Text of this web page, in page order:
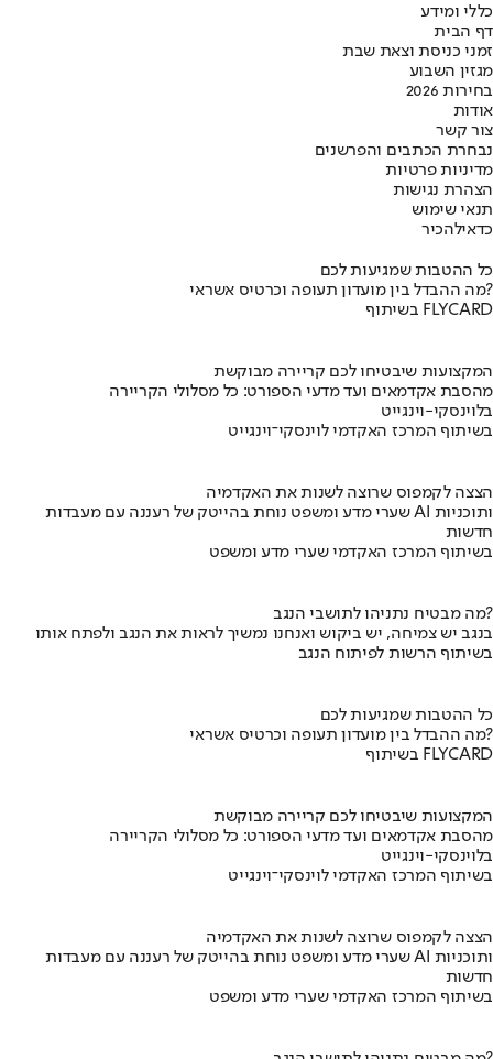
כללי ומידע
דף הבית
זמני כניסת וצאת שבת
מגזין השבוע
בחירות 2026
אודות
צור קשר
נבחרת הכתבים והפרשנים
מדיניות פרטיות
הצהרת נגישות
תנאי שימוש
כדאילהכיר
כל ההטבות שמגיעות לכם
מה ההבדל בין מועדון תעופה וכרטיס אשראי?
בשיתוף FLYCARD
המקצועות שיבטיחו לכם קריירה מבוקשת
מהסבת אקדמאים ועד מדעי הספורט: כל מסלולי הקריירה
בלוינסקי-וינגייט
בשיתוף המרכז האקדמי לוינסקי־וינגייט
הצצה לקמפוס שרוצה לשנות את האקדמיה
שערי מדע ומשפט נוחת בהייטק של רעננה עם מעבדות AI ותוכניות
חדשות
בשיתוף המרכז האקדמי שערי מדע ומשפט
מה מבטיח נתניהו לתושבי הנגב?
בנגב יש צמיחה, יש ביקוש ואנחנו נמשיך לראות את הנגב ולפתח אותו
בשיתוף הרשות לפיתוח הנגב
כל ההטבות שמגיעות לכם
מה ההבדל בין מועדון תעופה וכרטיס אשראי?
בשיתוף FLYCARD
המקצועות שיבטיחו לכם קריירה מבוקשת
מהסבת אקדמאים ועד מדעי הספורט: כל מסלולי הקריירה
בלוינסקי-וינגייט
בשיתוף המרכז האקדמי לוינסקי־וינגייט
הצצה לקמפוס שרוצה לשנות את האקדמיה
שערי מדע ומשפט נוחת בהייטק של רעננה עם מעבדות AI ותוכניות
חדשות
בשיתוף המרכז האקדמי שערי מדע ומשפט